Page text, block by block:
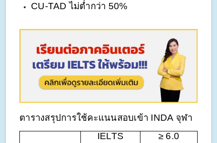
CU-TAD ไม่ต่ำกว่า 50%
ตารางสรุปการใช้คะแนนสอบเข้า INDA จุฬา
IELTS
≥ 6.0